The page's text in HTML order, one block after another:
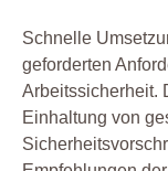
Schnelle
geforderten
Arbeitssicherheit.
Einhaltung von